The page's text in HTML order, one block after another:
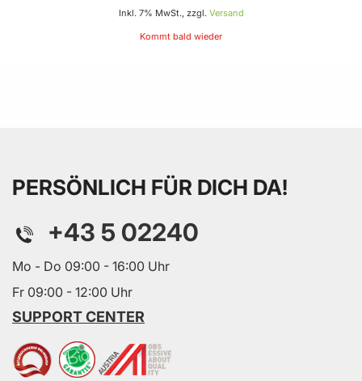
Inkl. 7% MwSt., zzgl. Versand
Kommt bald wieder
PERSÖNLICH FÜR DICH DA!
+43 5 02240
Mo - Do 09:00 - 16:00 Uhr
Fr 09:00 - 12:00 Uhr
SUPPORT CENTER